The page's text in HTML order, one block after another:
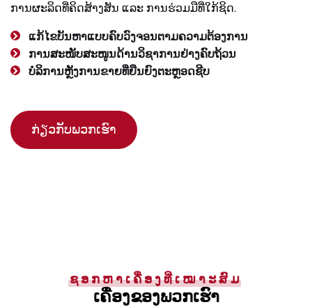
ການຜະລິດທີ່ຄິດສ້າງສັນ ແລະ ການຮ່ວມມືທີ່ໃກ້ຊິດ.
ແກ້ໄຂບັນຫາແບບຄົບວົງຈອນຕາມຄວາມຕ້ອງການ
ການສະໜັບສະໜູນດ້ານວິຊາການຢ່າງຄົບຖ້ວນ
ບໍລິການຫຼັງການຂາຍທີ່ຍືນຍົງຕະຫຼອດຊີບ
ກ່ຽວກັບພວກເຮົາ
ຊອກຫາເຄື່ອງທີ່ເໝາະສົມ
ເຄື່ອງຂອງພວກເຮົາ